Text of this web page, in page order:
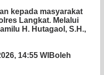
kepada masyarakat
Langkat. Melalui
H. Hutagaol, S.H.,
14:55 WIBoleh